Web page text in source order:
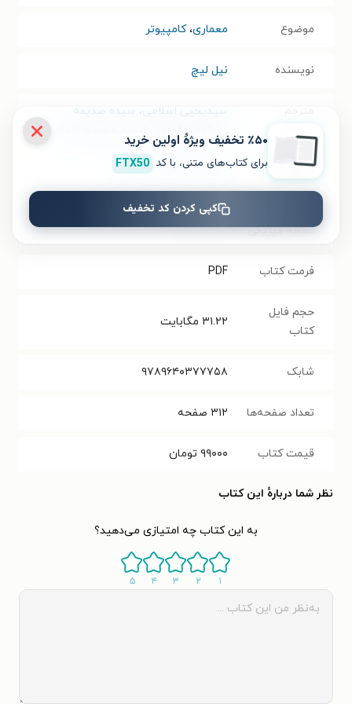
موضوع معماری،کامپیوتر
نویسنده نیل لیچ
سیدیحیی اسلامی، سیده صدیقه
میرگذار لنگرودی
انتشارات انتشارات دانشگاه تهران
نسخه فیزیکی
فرمت کتاب PDF
حجم فایل
کتاب
۳۱.۲۲ مگابایت
شابک ۹۷۸۹۶۴۰۳۷۷۷۵۸
تعداد صفحه‌ها ۳۱۲ صفحه
قیمت کتاب ۹۹۰۰۰ تومان
نظر شما دربارهٔ این کتاب
به این کتاب چه امتیازی می‌دهید؟
۱ ۲ ۳ ۴ ۵
٪۵۰ تخفیف ویژۀ اولین خرید
برای کتاب‌های متنی، با کد FTX50
کپی کردن کد تخفیف